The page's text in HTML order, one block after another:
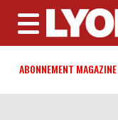
MENU
ABONNEMENT MAGAZINE